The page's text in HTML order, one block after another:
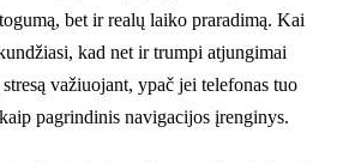
bet ir realų laiko praradimą. Kai
kad net ir trumpi atjungimai
važiuojant, ypač jei telefonas tuo
pagrindinis navigacijos įrenginys.